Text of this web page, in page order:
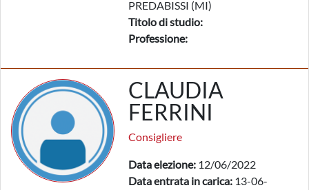
PREDABISSI (MI)
Titolo di studio:
Professione:
CLAUDIA
FERRINI
Consigliere
Data elezione: 12/06/2022
Data entrata in carica: 13-06-